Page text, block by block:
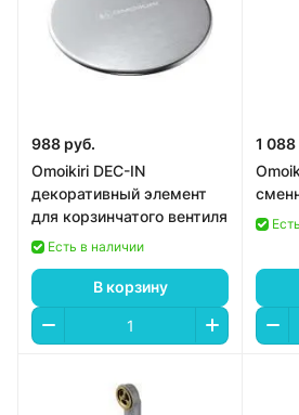
988 руб.
Omoikiri DEC-IN
декоративный элемент
для корзинчатого вентиля
Есть в наличии
В корзину
1 088